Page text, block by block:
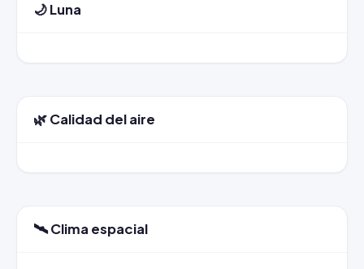
🌙 Luna
🌿 Calidad del aire
🛰️ Clima espacial